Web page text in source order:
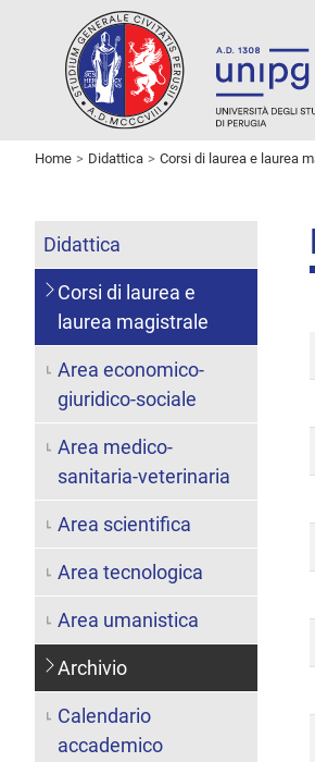
Home Didattica Corsi di laurea e laurea
Didattica
Corsi di laurea e
laurea magistrale
Area economico-
giuridico-sociale
Area medico-
sanitaria-veterinaria
Area scientifica
Area tecnologica
Area umanistica
Archivio
Calendario
accademico